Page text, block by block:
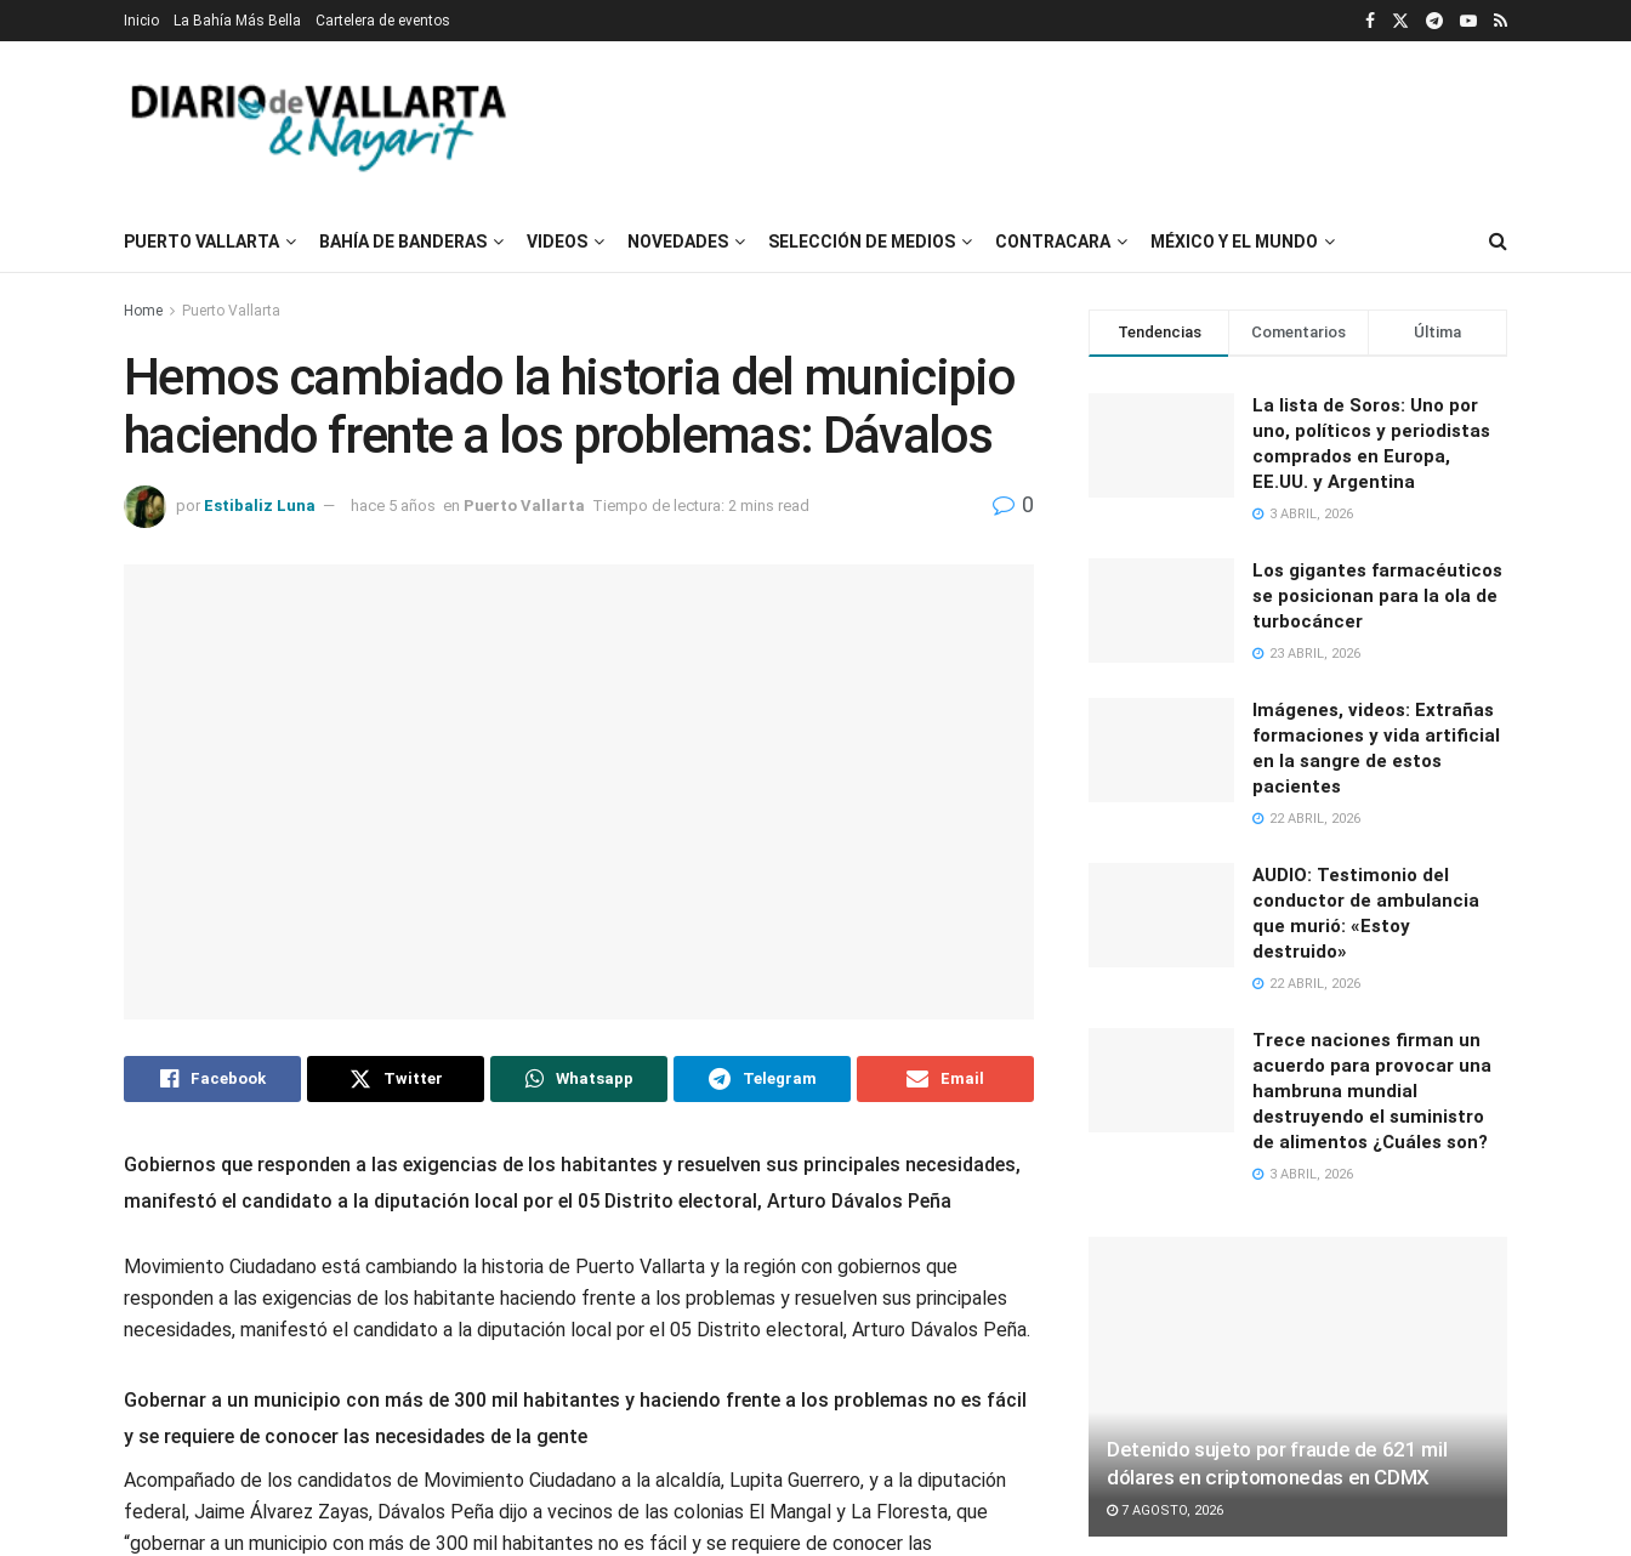
Inicio La Bahía Más Bella Cartelera de eventos
PUERTO VALLARTA BAHÍA DE BANDERAS VIDEOS NOVEDADES SELECCIÓN DE MEDIOS CONTRACARA MÉXICO Y EL MUNDO
Home Puerto Vallarta
Hemos cambiado la historia del municipio
haciendo frente a los problemas: Dávalos
por Estibaliz Luna hace 5 años en Puerto Vallarta Tiempo de lectura: 2 mins read 0
Facebook Twitter Whatsapp Telegram Email
Gobiernos que responden a las exigencias de los habitantes y resuelven sus principales necesidades,
manifestó el candidato a la diputación local por el 05 Distrito electoral, Arturo Dávalos Peña
Movimiento Ciudadano está cambiando la historia de Puerto Vallarta y la región con gobiernos que
responden a las exigencias de los habitante haciendo frente a los problemas y resuelven sus principales
necesidades, manifestó el candidato a la diputación local por el 05 Distrito electoral, Arturo Dávalos Peña.
Gobernar a un municipio con más de 300 mil habitantes y haciendo frente a los problemas no es fácil
y se requiere de conocer las necesidades de la gente
Acompañado de los candidatos de Movimiento Ciudadano a la alcaldía, Lupita Guerrero, y a la diputación
federal, Jaime Álvarez Zayas, Dávalos Peña dijo a vecinos de las colonias El Mangal y La Floresta, que
“gobernar a un municipio con más de 300 mil habitantes no es fácil y se requiere de conocer las
Tendencias Comentarios Última
La lista de Soros: Uno por
uno, políticos y periodistas
comprados en Europa,
EE.UU. y Argentina
3 ABRIL, 2026
Los gigantes farmacéuticos
se posicionan para la ola de
turbocáncer
23 ABRIL, 2026
Imágenes, videos: Extrañas
formaciones y vida artificial
en la sangre de estos
pacientes
22 ABRIL, 2026
AUDIO: Testimonio del
conductor de ambulancia
que murió: «Estoy
destruido»
22 ABRIL, 2026
Trece naciones firman un
acuerdo para provocar una
hambruna mundial
destruyendo el suministro
de alimentos ¿Cuáles son?
3 ABRIL, 2026
Detenido sujeto por fraude de 621 mil
dólares en criptomonedas en CDMX
7 AGOSTO, 2026